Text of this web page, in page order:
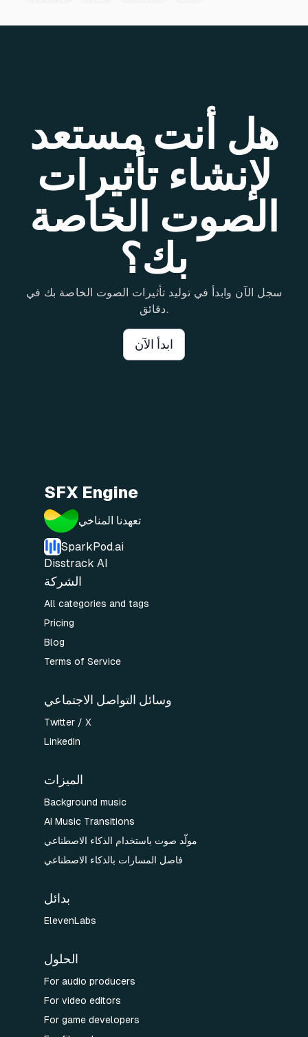
هل أنت مستعد
لإنشاء تأثيرات
الصوت الخاصة
بك؟
سجل الآن وابدأ في توليد تأثيرات الصوت الخاصة بك في
دقائق.
ابدأ الآن
SFX Engine
تعهدنا المناخي
SparkPod.ai
Disstrack AI
الشركة
All categories and tags
Pricing
Blog
Terms of Service
وسائل التواصل الاجتماعي
Twitter / X
LinkedIn
الميزات
Background music
AI Music Transitions
مولّد صوت باستخدام الذكاء الاصطناعي
فاصل المسارات بالذكاء الاصطناعي
بدائل
ElevenLabs
الحلول
For audio producers
For video editors
For game developers